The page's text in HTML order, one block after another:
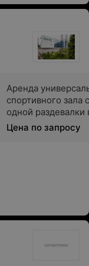
Аренда
спортивного зала
одной раздевалки
после
воскресение
Цена по запросу